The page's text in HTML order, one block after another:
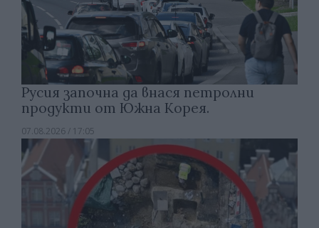
Русия започна да внася петролни
продукти от Южна Корея.
07.08.2026 / 17:05